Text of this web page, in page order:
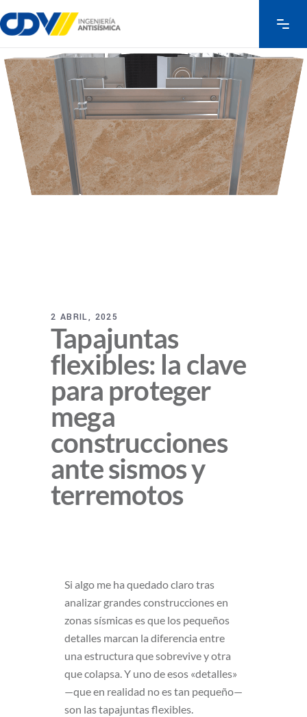
2 ABRIL, 2025
Tapajuntas
flexibles: la clave
para proteger
mega
construcciones
ante sismos y
terremotos
Si algo me ha quedado claro tras
analizar grandes construcciones en
zonas sísmicas es que los pequeños
detalles marcan la diferencia entre
una estructura que sobrevive y otra
que colapsa. Y uno de esos «detalles»
—que en realidad no es tan pequeño—
son las tapajuntas flexibles.